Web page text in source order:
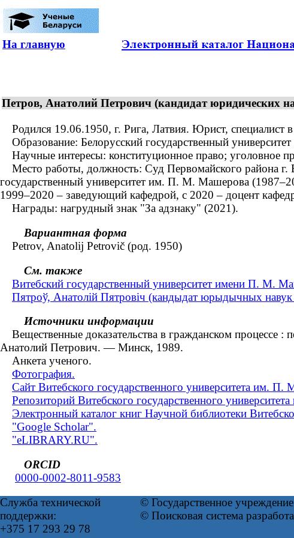
На главную
Петров, Анатолий Петрович (кандидат юридических
Родился 19.06.1950, г. Рига, Латвия. Юрист, специалист
Образование: Белорусский государственный
Научные интересы: конституционное право; уголовное
Место работы, должность: Суд Первомайского района г.
государственный университет им. П. М. Машерова
1999–2020 – заведующий кафедрой, с 2020 – доцент
Награды: нагрудный знак "За адзнаку" (2021).
Вариантная форма
Petrov, Anatolij Petrovič (род. 1950)
См. также
Витебский государственный университет имени П. М.
Пятроў, Анатолій Пятровіч (кандыдат юрыдычных
Источники информации
Вещественные доказательства в гражданском процессе
Анатолий Петрович. — Минск, 1989.
Анкета ученого.
Фотография.
Сайт Витебского государственного университета им.
Репозиторий Витебского государственного
Электронный каталог книг Научной библиотеки
"Google Scholar".
"eLIBRARY.RU".
ORCID
0000-0002-8011-9583
Служба технической
поддержки:
+375 17 293 29 78
© Государственное
© Поисковая система